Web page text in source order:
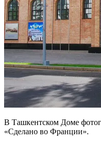
В Ташкентском Доме
«Сделано во Франции».